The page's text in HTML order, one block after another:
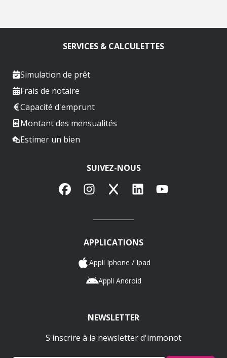
SERVICES & CALCULETTES
Simulation de prêt
Frais de notaire
Capacité d'emprunt
Montant des mensualités
Estimer un bien
SUIVEZ-NOUS
FacebookInstagram
X LinkedInYouTube
APPLICATIONS
Appli Iphone / Ipad
Appli Android
NEWSLETTER
S'inscrire à la newsletter d'immonot